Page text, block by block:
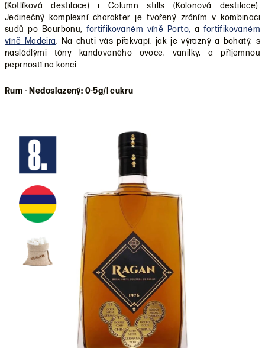
(Kotlíková destilace) i Column stills (Kolonová destilace).
Jedinečný komplexní charakter je tvořený zráním v kombinaci
sudů po Bourbonu,fortifikovaném víně Porto, afortifikovaném
víně Madeira. Na chuti vás překvapí, jak je výrazný a bohatý, s
nasládlými tóny kandovaného ovoce, vanilky, a příjemnou
peprností na konci.
Rum - Nedoslazený: 0-5g/l cukru